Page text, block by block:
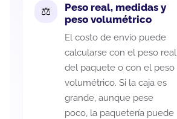
Peso real, medidas y
peso volumétrico
El costo de envío puede
calcularse con el peso real
del paquete o con el peso
volumétrico. Si la caja es
grande, aunque pese
poco, la paquetería puede